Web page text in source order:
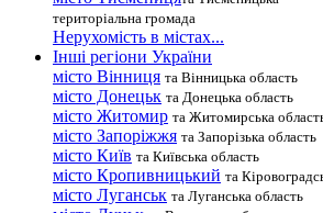
територіальна громада
Нерухомість в містах...
Інші регіони України
місто Вінниця та Вінницька область
місто Донецьк та Донецька область
місто Житомир та Житомирська
місто Запоріжжя та Запорізька область
місто Київ та Київська область
місто Кропивницький та
місто Луганськ та Луганська область